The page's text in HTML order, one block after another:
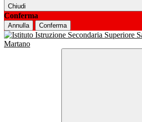
Chiudi
Conferma
Annulla Conferma